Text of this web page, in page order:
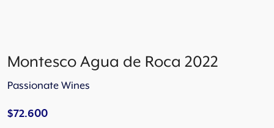
Montesco Agua de Roca 2022
Passionate Wines
$72.600